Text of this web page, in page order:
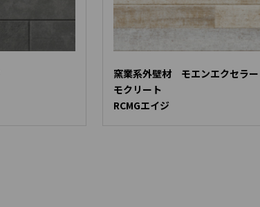
窯業系外壁材 モエンエクセラー
モクリート
RCMGエイジ